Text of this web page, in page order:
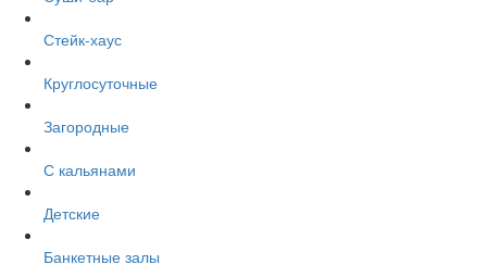
Стейк-хаус
Круглосуточные
Загородные
С кальянами
Детские
Банкетные залы